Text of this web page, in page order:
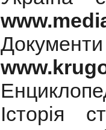
Документи
Історія